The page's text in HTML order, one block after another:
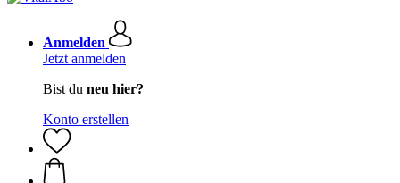
Anmelden
Jetzt anmelden
Bist du neu hier?
Konto erstellen